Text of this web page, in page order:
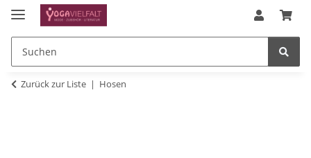
Zurück zur Liste Hosen